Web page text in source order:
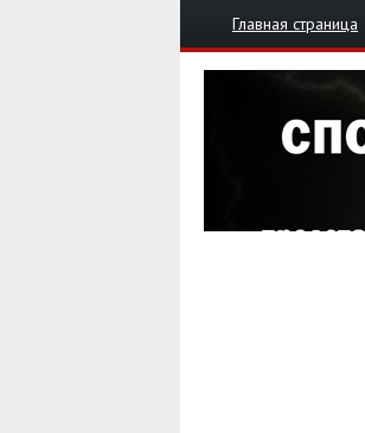
Главная страница